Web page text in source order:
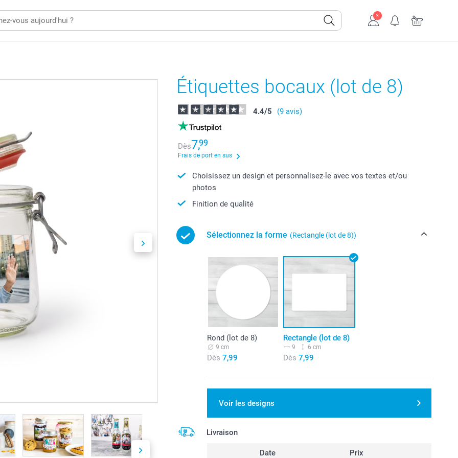
Étiquettes bocaux (lot de 8)
4.4/5 (9 avis)
Dès7,99
Frais de port en sus
Choisissez un design et personnalisez-le avec vos textes et/ou
photos
Finition de qualité
Sélectionnez la forme (Rectangle (lot de 8))
Rond (lot de 8)
9 cm
Dès 7,99
Rectangle (lot de 8)
9 6 cm
Dès 7,99
Voir les designs
Livraison
Date Prix